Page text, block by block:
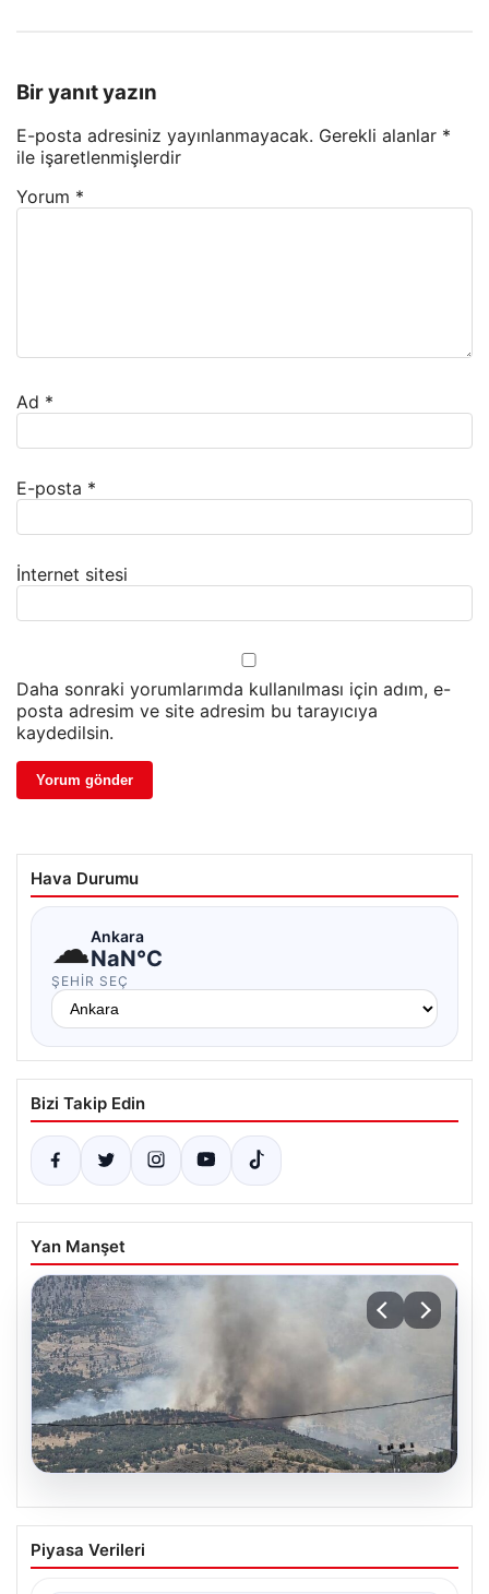
Bir yanıt yazın
E-posta adresiniz yayınlanmayacak. Gerekli alanlar *
ile işaretlenmişlerdir
Yorum *
Ad *
E-posta *
İnternet sitesi
Daha sonraki yorumlarımda kullanılması için adım, e-
posta adresim ve site adresim bu tarayıcıya
kaydedilsin.
Hava Durumu
☁Ankara
NaN°C
ŞEHIR SEÇ
Bizi Takip Edin
Yan Manşet
Adıyaman Gerger’deki Orman Yangınına
Hızlı Müdahale Sürüyor
Piyasa Verileri